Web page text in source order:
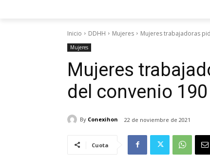
Inicio DDHH Mujeres Mujeres trabajadoras
Mujeres
Mujeres
del convenio 190
By Conexihon 22 de noviembre de 2021
Cuota